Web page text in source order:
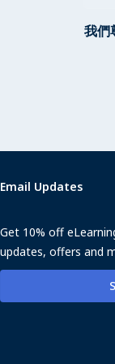
我們
Email Updates
Get 10% off
updates, offers and